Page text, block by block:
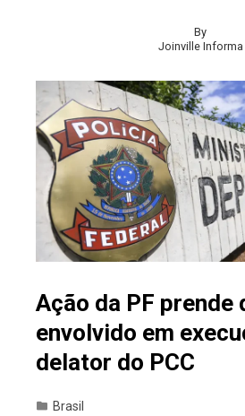
By
Joinville Informa
Ação da PF prende
envolvido em
delator do PCC
Brasil